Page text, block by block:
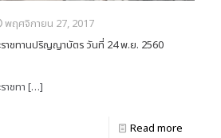
พฤศจิกายน 27, 2017
าชทานปริญญาบัตร วันที่ 24 พ.ย. 2560
ชทา […]
Read more